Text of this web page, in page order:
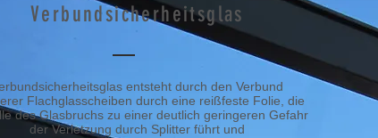
Verbundsicherheitsglas
entsteht durch den Verbund
Flachglasscheiben durch eine reißfeste Folie, die
des Glasbruchs zu einer deutlich geringeren Gefahr
der Verletzung durch Splitter führt und